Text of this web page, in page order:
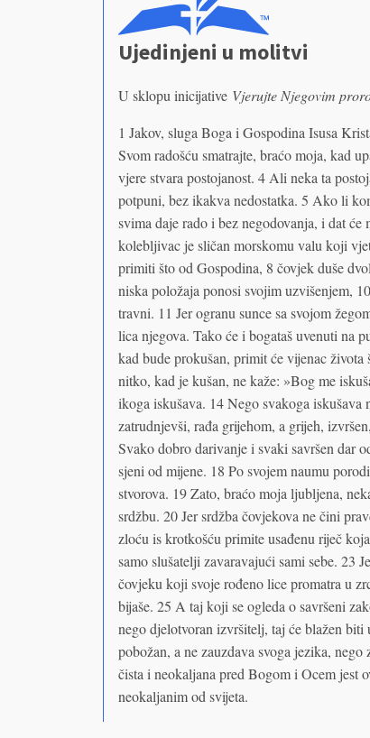
Ujedinjeni u molitvi
U sklopu inicijative Vjerujte Njegovim
1 Jakov, sluga Boga i Gospodina Isusa
Svom radošću smatrajte, braćo moja, kad
vjere stvara postojanost. 4 Ali neka ta
potpuni, bez ikakva nedostatka. 5 Ako li
svima daje rado i bez negodovanja, i dat
kolebljivac je sličan morskomu valu koji
primiti što od Gospodina, 8 čovjek duše
niska položaja ponosi svojim uzvišenjem,
travni. 11 Jer ogranu sunce sa svojom
lica njegova. Tako će i bogataš uvenuti na
kad bude prokušan, primit će vijenac
nitko, kad je kušan, ne kaže: »Bog me
ikoga iskušava. 14 Nego svakoga
zatrudnjevši, rađa grijehom, a grijeh,
Svako dobro darivanje i svaki savršen dar
sjeni od mijene. 18 Po svojem naumu
stvorova. 19 Zato, braćo moja ljubljena,
srdžbu. 20 Jer srdžba čovjekova ne čini
zloću is krotkošću primite usađenu riječ
samo slušatelji zavaravajući sami sebe. 23
čovjeku koji svoje rođeno lice promatra u
bijaše. 25 A taj koji se ogleda o savršeni
nego djelotvoran izvršitelj, taj će blažen
pobožan, a ne zauzdava svoga jezika,
čista i neokaljana pred Bogom i Ocem jest
neokaljanim od svijeta.